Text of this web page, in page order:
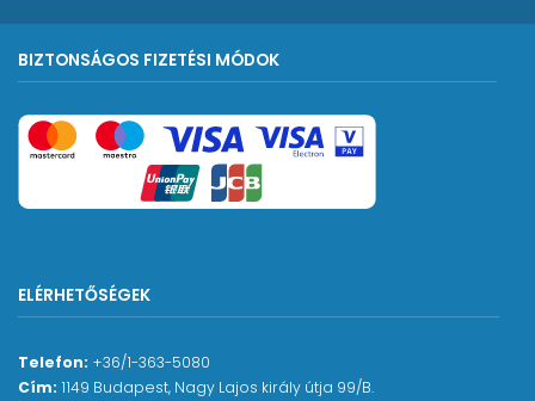
BIZTONSÁGOS FIZETÉSI MÓDOK
ELÉRHETŐSÉGEK
Telefon: +36/1-363-5080
Cím: 1149 Budapest, Nagy Lajos király útja 99/B.